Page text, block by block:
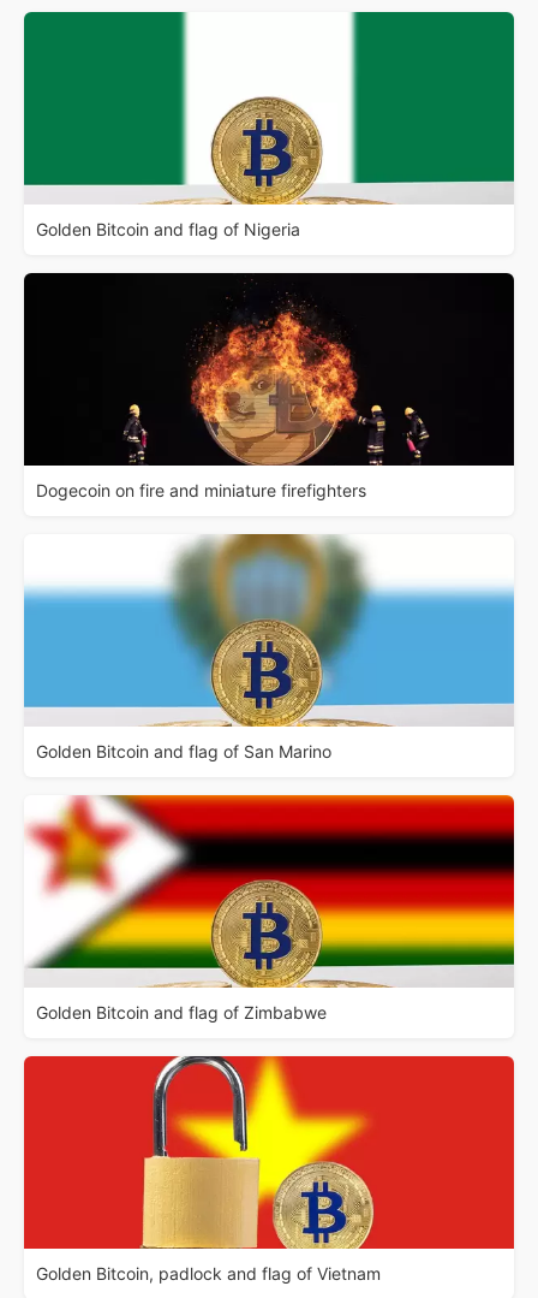
Golden Bitcoin and flag of Nigeria
Dogecoin on fire and miniature firefighters
Golden Bitcoin and flag of San Marino
Golden Bitcoin and flag of Zimbabwe
Golden Bitcoin, padlock and flag of Vietnam